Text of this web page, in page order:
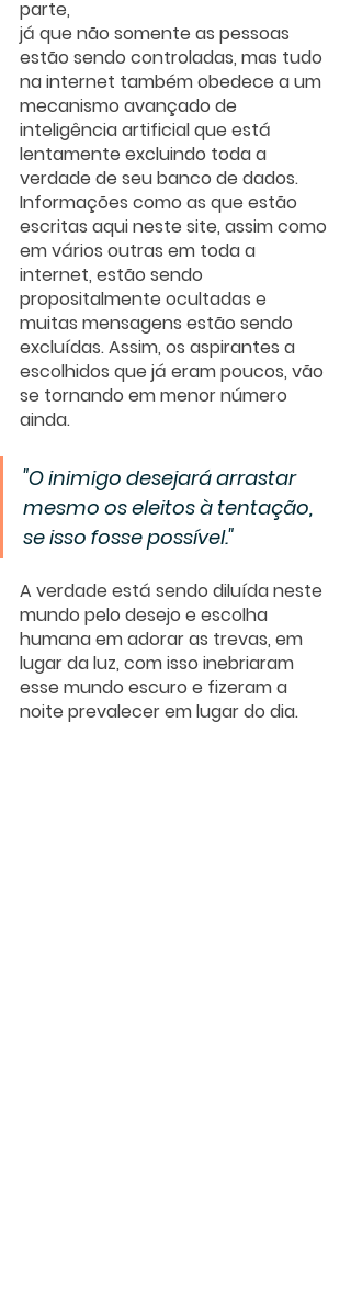
parte,
já que não somente as pessoas
estão sendo controladas, mas tudo
na internet também obedece a um
mecanismo avançado de
inteligência artificial que está
lentamente excluindo toda a
verdade de seu banco de dados.
Informações como as que estão
escritas aqui neste site, assim como
em vários outras em toda a
internet, estão sendo
propositalmente ocultadas e
muitas mensagens estão sendo
excluídas. Assim, os aspirantes a
escolhidos que já eram poucos, vão
se tornando em menor número
ainda.
"O inimigo desejará arrastar
mesmo os eleitos à tentação,
se isso fosse possível."
A verdade está sendo diluída neste
mundo pelo desejo e escolha
humana em adorar as trevas, em
lugar da luz, com isso inebriaram
esse mundo escuro e fizeram a
noite prevalecer em lugar do dia.